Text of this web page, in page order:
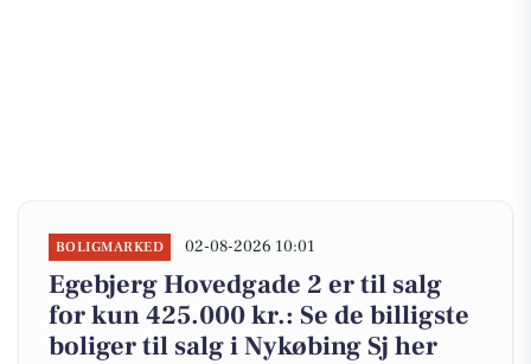
BOLIGMARKED 02-08-2026 10:01
Egebjerg Hovedgade 2 er til salg
for kun 425.000 kr.: Se de billigste
boliger til salg i Nykøbing Sj her